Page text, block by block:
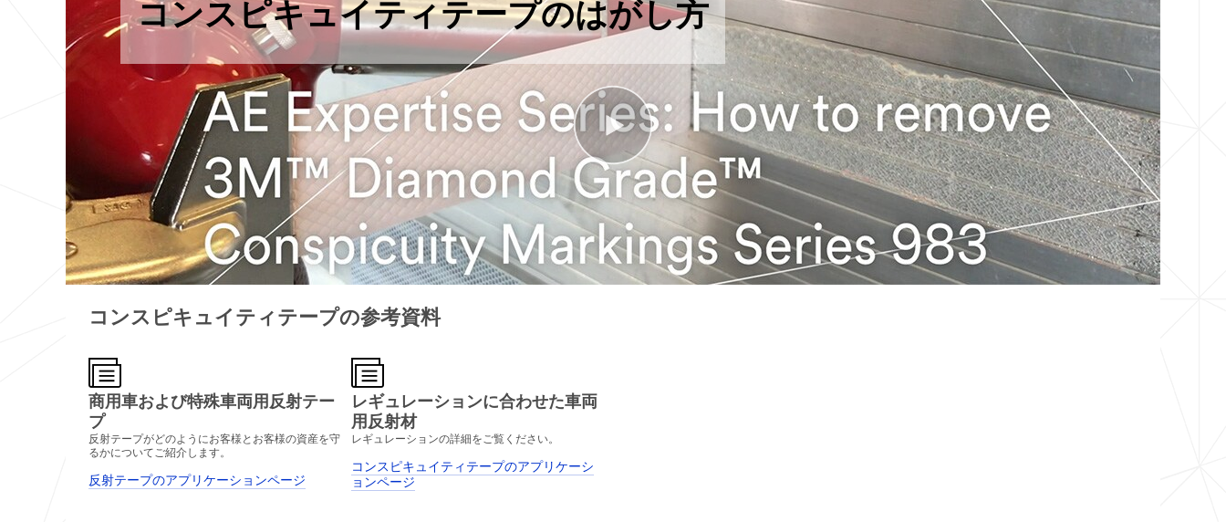
コンスピキュイティテープのはがし方
コンスピキュイティテープの参考資料
商用車および特殊車両用反射テー
プ
反射テープがどのようにお客様とお客様の資産を守
るかについてご紹介します。
反射テープのアプリケーションページ
レギュレーションに合わせた車両
用反射材
レギュレーションの詳細をご覧ください。
コンスピキュイティテープのアプリケーシ
ョンページ